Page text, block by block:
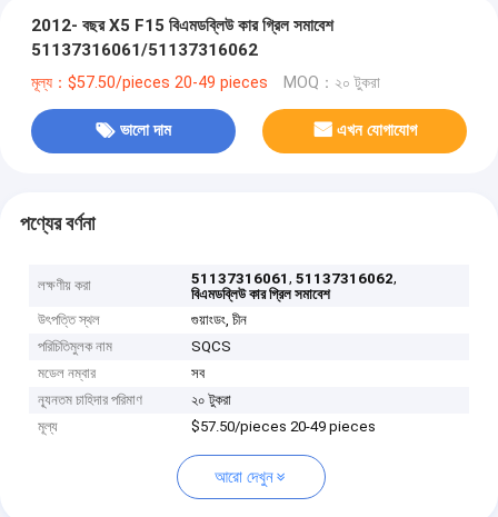
2012- বছর X5 F15 বিএমডব্লিউ কার গ্রিল সমাবেশ
51137316061/51137316062
মূল্য：$57.50/pieces 20-49 pieces MOQ：২০ টুকরা
ভালো দাম এখন যোগাযোগ
পণ্যের বর্ণনা
লক্ষণীয় করা 51137316061,51137316062,
বিএমডব্লিউ কার গ্রিল সমাবেশ
উৎপত্তি স্থল
গুয়াংডং, চীন
পরিচিতিমুলক নাম
SQCS
মডেল নম্বার
সব
ন্যূনতম চাহিদার পরিমাণ
২০ টুকরা
মূল্য
$57.50/pieces 20-49 pieces
আরো দেখুন